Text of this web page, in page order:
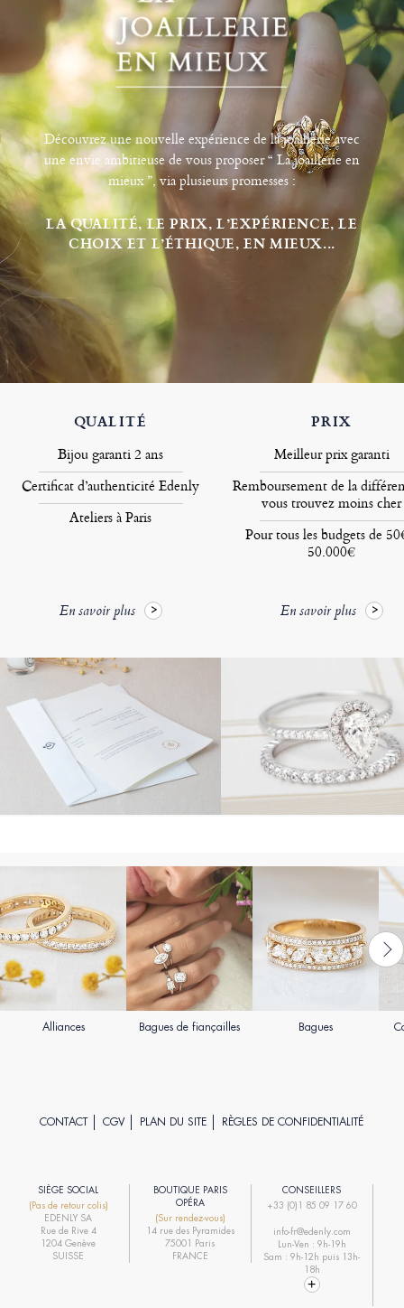
Découvrez une nouvelle expérience de la joaillerie avec
une envie ambitieuse de vous proposer “ La joaillerie en
mieux ”, via plusieurs promesses :
LA QUALITÉ, LE PRIX, L’EXPÉRIENCE, LE
CHOIX ET L’ÉTHIQUE, EN MIEUX...
QUALITÉ
Bijou garanti 2 ans
Certificat d’authenticité Edenly
Ateliers à Paris
En savoir plus
PRIX
Meilleur prix garanti
Remboursement de la
vous trouvez moins cher
Pour tous les budgets de
50.000€
En savoir plus
Alliances Bagues de fiançailles Bagues
CONTACT CGV PLAN DU SITE RÈGLES DE CONFIDENTIALITÉ
SIÈGE SOCIAL
(Pas de retour colis)
EDENLY SA
Rue de Rive 4
1204 Genève
SUISSE
BOUTIQUE PARIS
OPÉRA
(Sur rendez-vous)
14 rue des Pyramides
75001 Paris
FRANCE
CONSEILLERS
+33 (0)1 85 09 17 60
info-fr@edenly.com
Lun-Ven : 9h-19h
Sam : 9h-12h puis 13h-
18h